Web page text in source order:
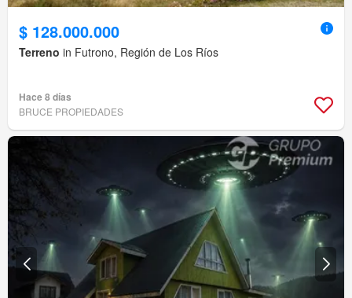
$ 128.000.000
Terreno in Futrono, Región de Los Ríos
Hace 8 días
BRUCE PROPIEDADES